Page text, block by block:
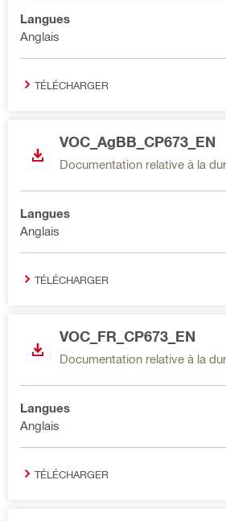
Langues
Anglais
TÉLÉCHARGER
VOC_AgBB_CP673_EN
Documentation relative à la
Langues
Anglais
TÉLÉCHARGER
VOC_FR_CP673_EN
Documentation relative à la
Langues
Anglais
TÉLÉCHARGER